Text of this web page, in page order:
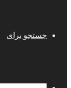
جستجو برای